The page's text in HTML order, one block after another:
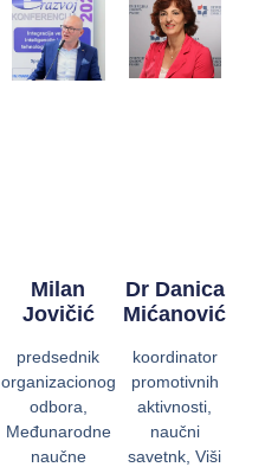
Milan
Jovičić
predsednik
organizacionog
odbora,
Međunarodne
naučne
Dr Danica
Mićanović
koordinator
promotivnih
aktivnosti,
naučni
savetnk, Viši